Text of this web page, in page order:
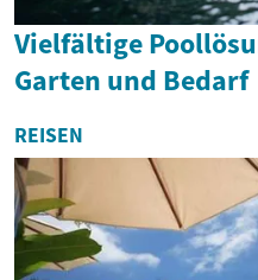
Vielfältige
Garten und Bedarf
REISEN